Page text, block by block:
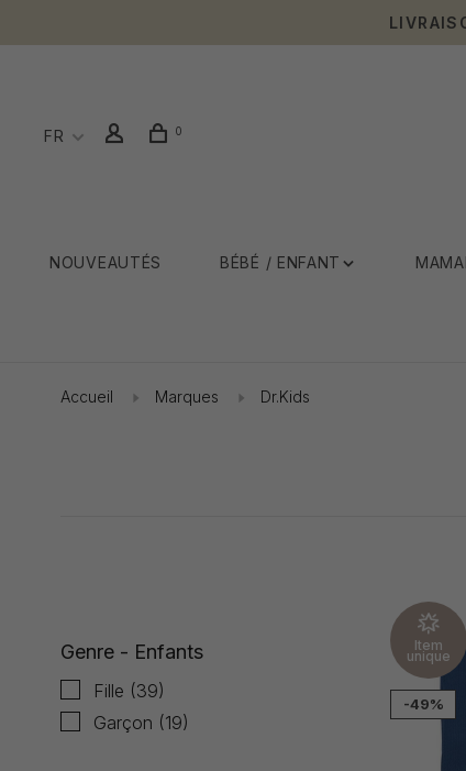
FR 0
NOUVEAUTÉS BÉBÉ / ENFANT
Accueil Marques Dr.Kids
Genre - Enfants
Fille (39)
Garçon (19)
Item
unique
-49%